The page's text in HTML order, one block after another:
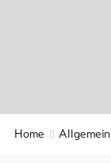
Webcams
Wetter
Home Allgemein